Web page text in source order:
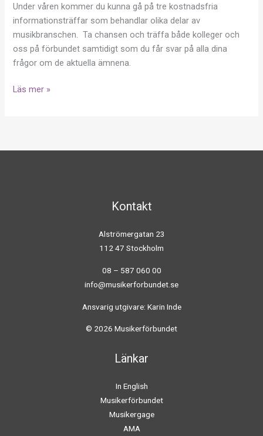
Under våren kommer du kunna gå på tre kostnadsfria
informationsträffar som behandlar olika delar av
musikbranschen. Ta chansen och träffa både kolleger och
oss på förbundet samtidigt som du får svar på alla dina
frågor om de aktuella ämnena.
Läs mer »
Kontakt
Alströmergatan 23
112 47 Stockholm
08 – 587 060 00
info@musikerforbundet.se
Ansvarig utgivare: Karin Inde
© 2026 Musikerförbundet
Länkar
In English
Musikerförbundet
Musikergage
AMA